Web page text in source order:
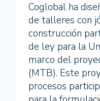
Coglobal ha
de talleres con
construcción
de ley para la
marco del
(MTB). Este
procesos